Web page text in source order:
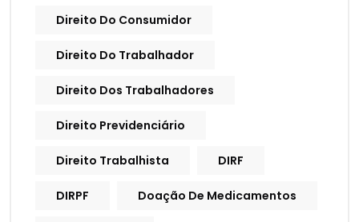
Direito Do Consumidor
Direito Do Trabalhador
Direito Dos Trabalhadores
Direito Previdenciário
Direito Trabalhista DIRF
DIRPF Doação De Medicamentos